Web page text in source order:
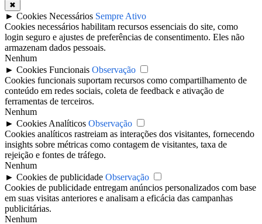
✖
► Cookies Necessários Sempre Ativo
Cookies necessários habilitam recursos essenciais do site, como
login seguro e ajustes de preferências de consentimento. Eles não
armazenam dados pessoais.
Nenhum
► Cookies Funcionais Observação
Cookies funcionais suportam recursos como compartilhamento de
conteúdo em redes sociais, coleta de feedback e ativação de
ferramentas de terceiros.
Nenhum
► Cookies Analíticos Observação
Cookies analíticos rastreiam as interações dos visitantes, fornecendo
insights sobre métricas como contagem de visitantes, taxa de
rejeição e fontes de tráfego.
Nenhum
► Cookies de publicidade Observação
Cookies de publicidade entregam anúncios personalizados com base
em suas visitas anteriores e analisam a eficácia das campanhas
publicitárias.
Nenhum